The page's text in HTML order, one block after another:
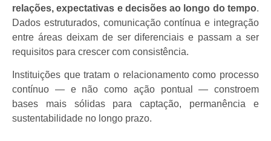
relações, expectativas e decisões ao longo do tempo.
Dados estruturados, comunicação contínua e integração
entre áreas deixam de ser diferenciais e passam a ser
requisitos para crescer com consistência.
Instituições que tratam o relacionamento como processo
contínuo — e não como ação pontual — constroem
bases mais sólidas para captação, permanência e
sustentabilidade no longo prazo.